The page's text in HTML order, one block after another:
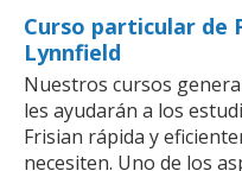
Curso particular de
Lynnfield
Nuestros cursos
les ayudarán a los
Frisian rápida y
necesiten. Uno de los